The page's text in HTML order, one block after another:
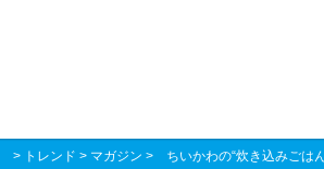
> トレンド > マガジン > ちいかわの“炊き込みごは